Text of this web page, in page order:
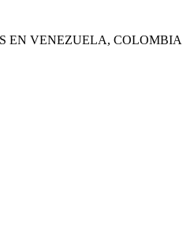
EN VENEZUELA, COLOMBIA